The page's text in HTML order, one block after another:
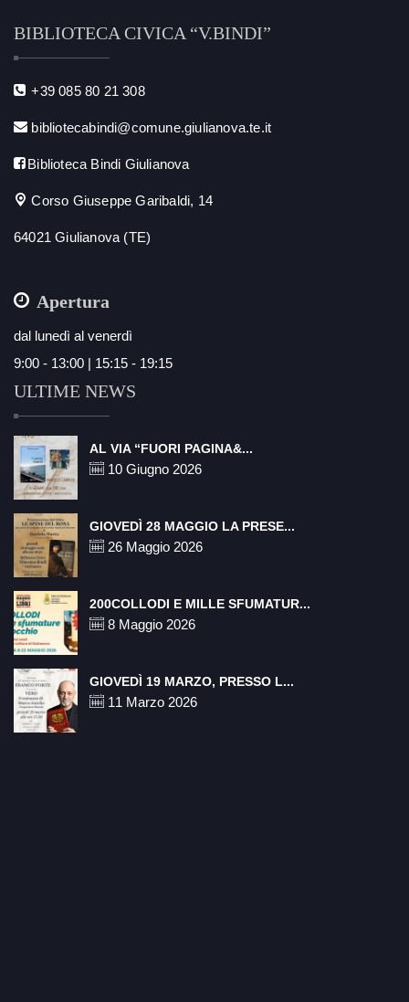
BIBLIOTECA CIVICA “V.BINDI”
+39 085 80 21 308
bibliotecabindi@comune.giulianova.te.it
Biblioteca Bindi Giulianova
Corso Giuseppe Garibaldi, 14
64021 Giulianova (TE)
Apertura
dal lunedì al venerdì
9:00 - 13:00 | 15:15 - 19:15
ULTIME NEWS
AL VIA “FUORI PAGINA&...
10 Giugno 2026
GIOVEDÌ 28 MAGGIO LA PRESE...
26 Maggio 2026
200COLLODI E MILLE SFUMATUR...
8 Maggio 2026
GIOVEDÌ 19 MARZO, PRESSO L...
11 Marzo 2026